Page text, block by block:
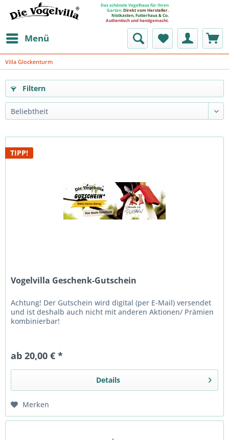
Das schönste Vogelhaus für Ihren
Garten. Direkt vom Hersteller.
Nistkasten, Futterhaus & Co.
Authentisch und handgemacht.
Menü
Villa Glockenturm
Filtern
TIPP!
Vogelvilla Geschenk-Gutschein
Achtung! Der Gutschein wird digital (per E-Mail) versendet
und ist deshalb auch nicht mit anderen Aktionen/ Prämien
kombinierbar!
ab 20,00 € *
Details
Merken